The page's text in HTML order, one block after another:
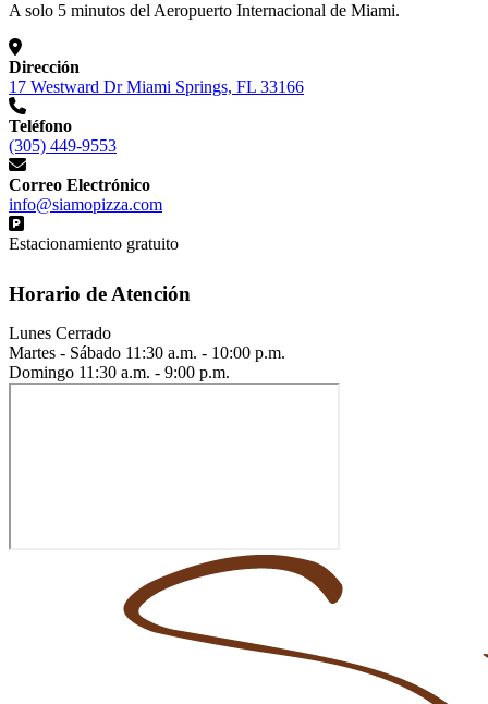
A solo 5 minutos del Aeropuerto Internacional de Miami.
Dirección
17 Westward Dr Miami Springs, FL 33166
Teléfono
(305) 449-9553
Correo Electrónico
info@siamopizza.com
Estacionamiento gratuito
Horario de Atención
Lunes Cerrado
Martes - Sábado 11:30 a.m. - 10:00 p.m.
Domingo 11:30 a.m. - 9:00 p.m.